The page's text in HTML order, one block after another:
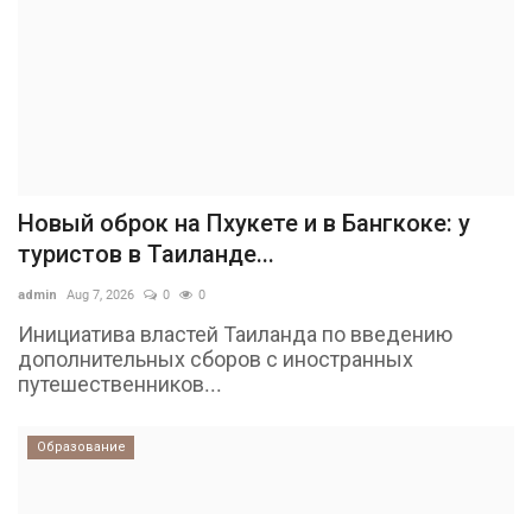
Новый оброк на Пхукете и в Бангкоке: у
туристов в Таиланде...
admin Aug 7, 2026 0 0
Инициатива властей Таиланда по введению
дополнительных сборов с иностранных
путешественников...
Образование